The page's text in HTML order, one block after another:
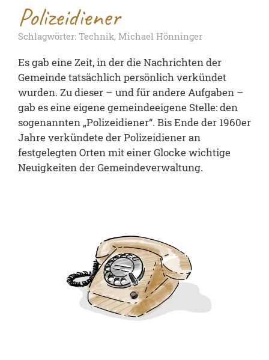
Polizeidiener
Schlagwörter: Technik, Michael Hönninger
Es gab eine Zeit, in der die Nachrichten der
Gemeinde tatsächlich persönlich verkündet
wurden. Zu dieser – und für andere Aufgaben –
gab es eine eigene gemeindeeigene Stelle: den
sogenannten „Polizeidiener“. Bis Ende der 1960er
Jahre verkündete der Polizeidiener an
festgelegten Orten mit einer Glocke wichtige
Neuigkeiten der Gemeindeverwaltung.